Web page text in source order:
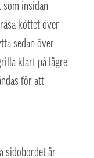
insidan
köttet över
sedan över
klart på lägre
för att
sidobordet är